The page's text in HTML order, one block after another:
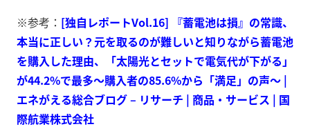
※参考： [独自レポートVol.16] 『蓄電池は損』の常識、
本当に正しい？元を取るのが難しいと知りながら蓄電池
を購入した理由、「太陽光とセットで電気代が下がる」
が44.2%で最多〜購入者の85.6%から「満足」の声～ |
エネがえる総合ブログ – リサーチ | 商品・サービス | 国
際航業株式会社